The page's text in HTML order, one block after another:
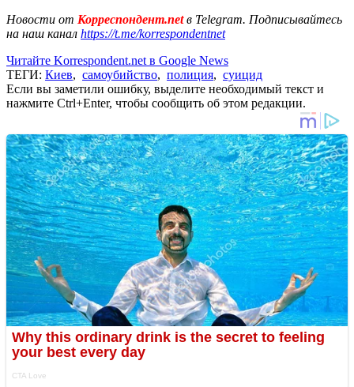
Новости от Корреспондент.netв Telegram. Подписывайтесь
на наш канал https://t.me/korrespondentnet
Читайте Korrespondent.net в Google News
ТЕГИ: Киев, самоубийство, полиция, суицид
Если вы заметили ошибку, выделите необходимый текст и
нажмите Ctrl+Enter, чтобы сообщить об этом редакции.